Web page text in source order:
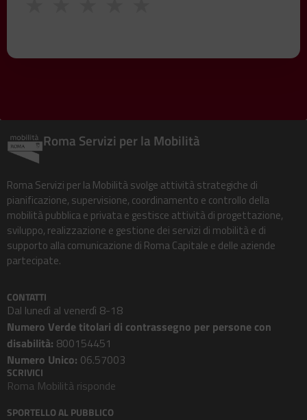
Roma Servizi per la Mobilità
Roma Servizi per la Mobilità svolge attività strategiche di
pianificazione, supervisione, coordinamento e controllo della
mobilità pubblica e privata e gestisce attività di progettazione,
sviluppo, realizzazione e gestione dei servizi di mobilità e di
supporto alla comunicazione di Roma Capitale e delle aziende
partecipate.
CONTATTI
Dal lunedì al venerdì 8-18
Numero Verde titolari di contrassegno per persone con
disabilità: 800154451
Numero Unico: 06.57003
SCRIVICI
Roma Mobilità risponde
SPORTELLO AL PUBBLICO